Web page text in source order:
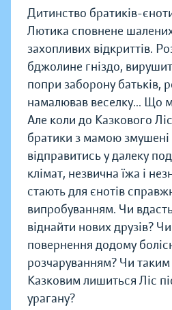
Дитинство братиків-
Лютика сповнене
захопливих відкриттів.
бджолине гніздо,
попри заборону батьків,
намалював веселку... Що
Але коли до Казкового
братики з мамою змушені
відправитись у далеку
клімат, незвична їжа і
стають для єнотів
випробуванням. Чи
віднайти нових друзів?
повернення додому
розчаруванням? Чи
Казковим лишиться Ліс
урагану?